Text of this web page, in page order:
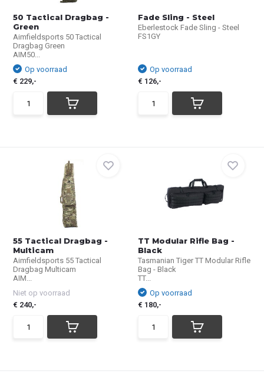
50 Tactical Dragbag -
Green
Aimfieldsports 50 Tactical
Dragbag Green
AIM50...
Op voorraad
€ 229,-
Fade Sling - Steel
Eberlestock Fade Sling - Steel
FS1GY
Op voorraad
€ 126,-
55 Tactical Dragbag -
Multicam
Aimfieldsports 55 Tactical
Dragbag Multicam
AIM...
Niet op voorraad
€ 240,-
TT Modular Rifle Bag -
Black
Tasmanian Tiger TT Modular Rifle
Bag - Black
TT...
Op voorraad
€ 180,-